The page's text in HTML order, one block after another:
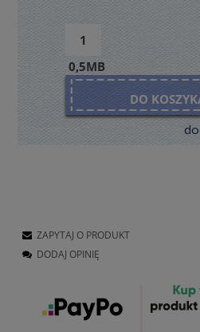
0,5MB
DO
ZAPYTAJ O PRODUKT
DODAJ OPINIĘ